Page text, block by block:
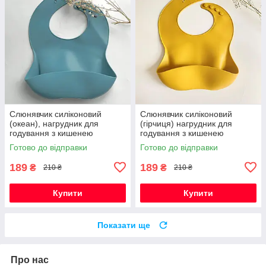
Слюнявчик силіконовий
(океан), нагрудник для
годування з кишенею
Готово до відправки
189 ₴ 210 ₴
Купити
Слюнявчик силіконовий
(гірчиця) нагрудник для
годування з кишенею
Готово до відправки
189 ₴ 210 ₴
Купити
Показати ще
Про нас